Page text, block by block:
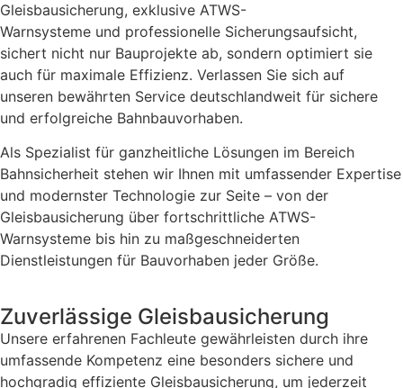
Gleisbausicherung, exklusive ATWS-
Warnsysteme und professionelle Sicherungsaufsicht,
sichert nicht nur Bauprojekte ab, sondern optimiert sie
auch für maximale Effizienz. Verlassen Sie sich auf
unseren bewährten Service deutschlandweit für sichere
und erfolgreiche Bahnbauvorhaben.
Als Spezialist für ganzheitliche Lösungen im Bereich
Bahnsicherheit stehen wir Ihnen mit umfassender Expertise
und modernster Technologie zur Seite – von der
Gleisbausicherung über fortschrittliche ATWS-
Warnsysteme bis hin zu maßgeschneiderten
Dienstleistungen für Bauvorhaben jeder Größe.
Zuverlässige Gleisbausicherung
Unsere erfahrenen Fachleute gewährleisten durch ihre
umfassende Kompetenz eine besonders sichere und
hochgradig effiziente Gleisbausicherung, um jederzeit